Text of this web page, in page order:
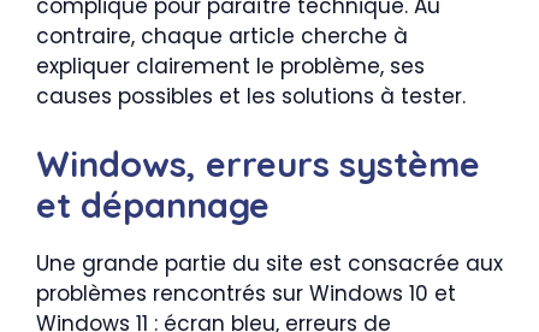
compliqué pour paraître technique. Au
contraire, chaque article cherche à
expliquer clairement le problème, ses
causes possibles et les solutions à tester.
Windows, erreurs système
et dépannage
Une grande partie du site est consacrée aux
problèmes rencontrés sur Windows 10 et
Windows 11 : écran bleu, erreurs de